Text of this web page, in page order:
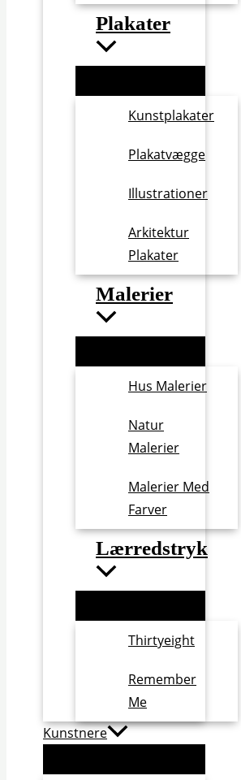
Plakater
Kunstplakater
Plakatvægge
Illustrationer
Arkitektur
Plakater
Malerier
Hus Malerier
Natur
Malerier
Malerier Med
Farver
Lærredstryk
Thirtyeight
Remember
Me
Kunstnere